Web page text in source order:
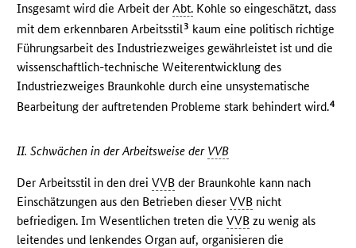
Insgesamt wird die Arbeit derAbt. Kohle so eingeschätzt, dass
mit dem erkennbaren Arbeitsstil3 kaum eine politisch richtige
Führungsarbeit des Industriezweiges gewährleistet ist und die
wissenschaftlich-technische Weiterentwicklung des
Industriezweiges Braunkohle durch eine unsystematische
Bearbeitung der auftretenden Probleme stark behindert wird.4
II. Schwächen in der Arbeitsweise der VVB
Der Arbeitsstil in den dreiVVB der Braunkohle kann nach
Einschätzungen aus den Betrieben dieserVVB nicht
befriedigen. Im Wesentlichen treten dieVVB zu wenig als
leitendes und lenkendes Organ auf, organisieren die